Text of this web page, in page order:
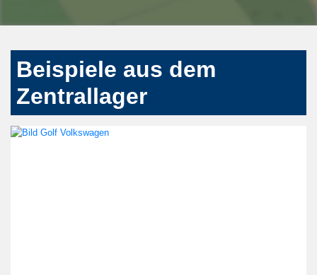
Beispiele aus dem
Zentrallager